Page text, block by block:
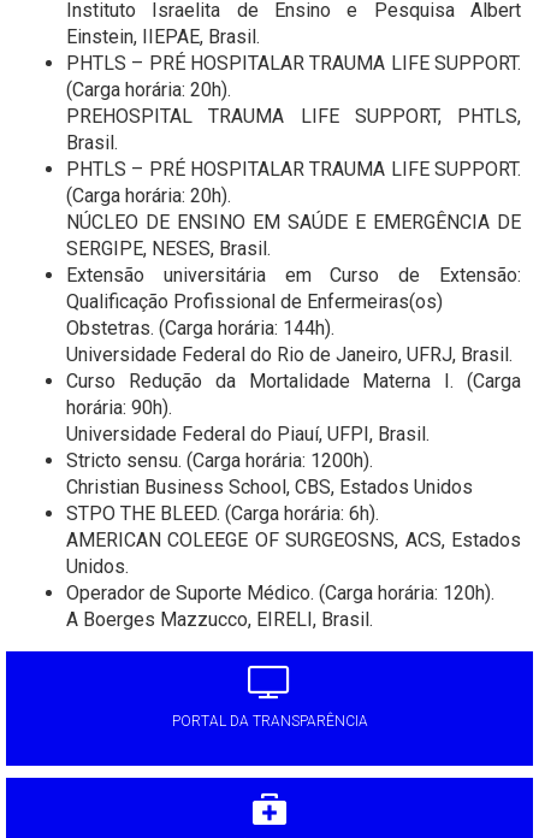
Instituto Israelita de Ensino e Pesquisa Albert
Einstein, IIEPAE, Brasil.
PHTLS – PRÉ HOSPITALAR TRAUMA LIFE SUPPORT.
(Carga horária: 20h).
PREHOSPITAL TRAUMA LIFE SUPPORT, PHTLS,
Brasil.
PHTLS – PRÉ HOSPITALAR TRAUMA LIFE SUPPORT.
(Carga horária: 20h).
NÚCLEO DE ENSINO EM SAÚDE E EMERGÊNCIA DE
SERGIPE, NESES, Brasil.
Extensão universitária em Curso de Extensão:
Qualificação Profissional de Enfermeiras(os)
Obstetras. (Carga horária: 144h).
Universidade Federal do Rio de Janeiro, UFRJ, Brasil.
Curso Redução da Mortalidade Materna I. (Carga
horária: 90h).
Universidade Federal do Piauí, UFPI, Brasil.
Stricto sensu. (Carga horária: 1200h).
Christian Business School, CBS, Estados Unidos
STPO THE BLEED. (Carga horária: 6h).
AMERICAN COLEEGE OF SURGEOSNS, ACS, Estados
Unidos.
Operador de Suporte Médico. (Carga horária: 120h).
A Boerges Mazzucco, EIRELI, Brasil.
PORTAL DA TRANSPARÊNCIA